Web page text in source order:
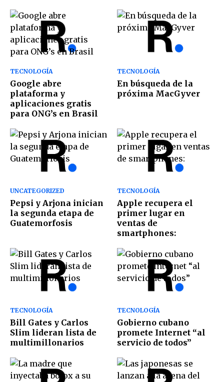
TECNOLOGÍA
Google abre
plataforma y
aplicaciones gratis
para ONG’s en Brasil
TECNOLOGÍA
En búsqueda de la
próxima MacGyver
UNCATEGORIZED
Pepsi y Arjona inician
la segunda etapa de
Guatemorfosis
TECNOLOGÍA
Apple recupera el
primer lugar en
ventas de
smartphones:
TECNOLOGÍA
Bill Gates y Carlos
Slim lideran lista de
multimillonarios
TECNOLOGÍA
Gobierno cubano
promete Internet “al
servicio de todos”